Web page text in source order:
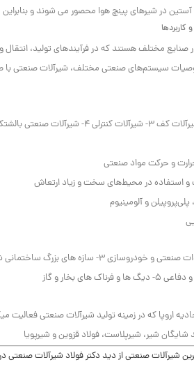
در شیرهای پینچ هوا محصور می شوند و
صنایع مختلف هستند که در فرآیندهای تولید،
سیستم‌های صنعتی مختلف، شیرآلات صنعتی با
و حرکت مواد صنعتی
استفاده در محیط‌های سخت و زیاد ارتعاش
و آلومینیوم
1- صنایع پتروشیمی و گاز 2- تولیدات
شیرآلات صنعتی از دید دکتر فولاد شیرآلات صنعتی